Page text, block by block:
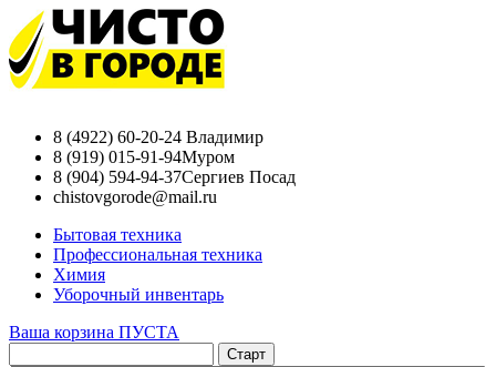
8 (4922) 60-20-24 Владимир
8 (919) 015-91-94Муром
8 (904) 594-94-37Сергиев Посад
chistovgorode@mail.ru
Бытовая техника
Профессиональная техника
Химия
Уборочный инвентарь
Ваша корзина ПУСТА